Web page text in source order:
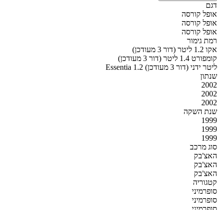
דגם
אופל קורסה
אופל קורסה
אופל קורסה
רמת גימור
אקו 1.2 ליטר (דור 3 מעודכן)
קומפורט 1.4 ליטר (דור 3 מעודכן)
Essentia 1.2 ליטר ידני (דור 3 מעודכן)
שנתון
2002
2002
2002
שנת השקה
1999
1999
1999
סוג מרכב
האצ'בק
האצ'בק
האצ'בק
קטגוריה
סופרמיני
סופרמיני